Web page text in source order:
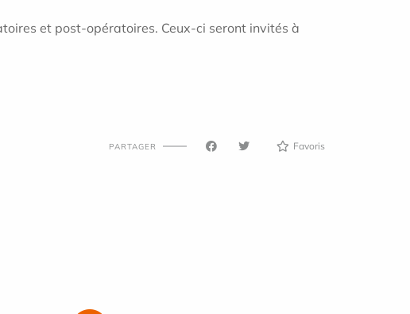
et post-opératoires. Ceux-ci seront invités à
PARTAGER Favoris